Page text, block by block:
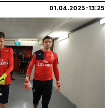
01.04.2025-13:25